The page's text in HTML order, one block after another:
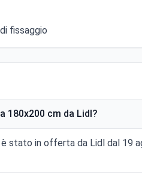
fissaggio
180x200 cm da Lidl?
stato in offerta da Lidl dal 19